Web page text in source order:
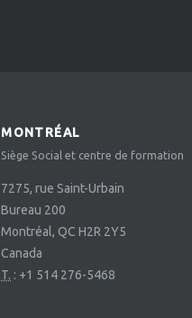
MONTRÉAL
Siège Social et centre de formation
7275, rue Saint-Urbain
Bureau 200
Montréal, QC H2R 2Y5
Canada
T. : +1 514 276-5468